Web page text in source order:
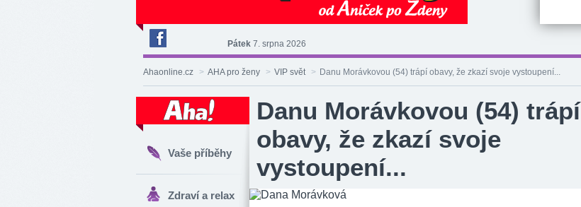
Deník
Aha!
na
Pátek 7. srpna 2026
Ahaonline.cz > AHA pro ženy > VIP svět > Danu Morávkovou (54) trápí obavy, že zkazí svoje vystoupení...
Vaše příběhy
Zdraví a relax
Danu Morávkovou (54) trápí
obavy, že zkazí svoje
vystoupení...